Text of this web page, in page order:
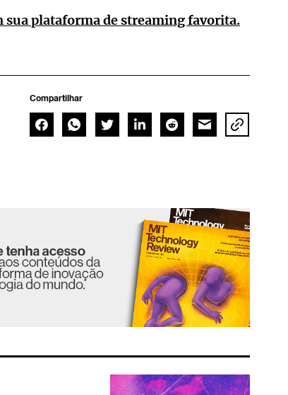
plataforma de streaming favorita.
Compartilhar